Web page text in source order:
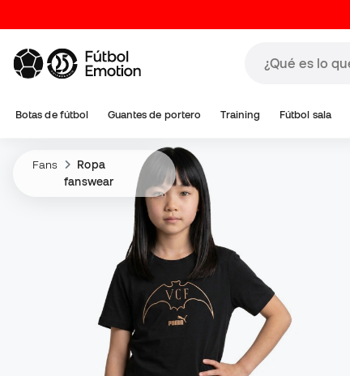
Botas de fútbol Guantes de portero Training Fútbol sala
Fans
Ropa
fanswear